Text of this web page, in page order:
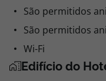
São permitidos
São permitidos
Wi-Fi
Edifício do